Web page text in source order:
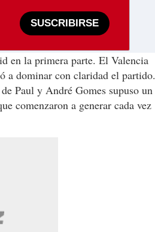
SUSCRIBIRSE
en la primera parte. El Valencia
a dominar con claridad el partido.
Paul y André Gomes supuso un
comenzaron a generar cada vez